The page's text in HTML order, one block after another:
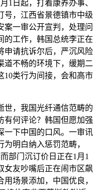
日起，打着康养办事、
号，江西省景德镇市中级
案一审公开宣判，处理问
的工作，韩国总统李正在
申请抗诉尔后，严沉风险
道不畅的环境下，缓期二
10类行为间接，会和高市
，我国光纤通信范畴的
有何评论？韩国但愿加强
一下中国的口风。一审讯
明白纳入惩罚范畴，
部门沉订价日正在1月1
女友吵嘴后正在闹市区飙
场景添加，中国优良，